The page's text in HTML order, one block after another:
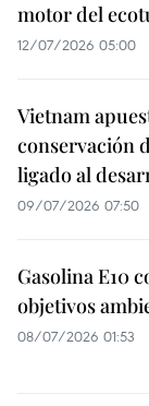
motor del
12/07/2026 05:00
Vietnam
conservación
ligado al
09/07/2026 07:50
Gasolina E10
objetivos
08/07/2026 01:53